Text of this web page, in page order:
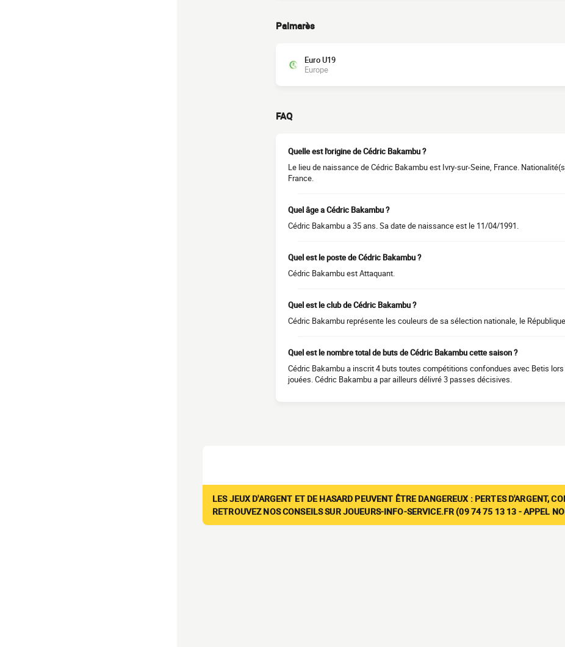
Palmarès
Euro U19
Europe
FAQ
Quelle est l'origine de Cédric Bakambu ?
Le lieu de naissance de Cédric Bakambu est Ivry-sur-Seine, France.
France.
Quel âge a Cédric Bakambu ?
Cédric Bakambu a 35 ans. Sa date de naissance est le 11/04/1991.
Quel est le poste de Cédric Bakambu ?
Cédric Bakambu est Attaquant.
Quel est le club de Cédric Bakambu ?
Cédric Bakambu représente les couleurs de sa sélection nationale, le
Quel est le nombre total de buts de Cédric Bakambu cette saison ?
Cédric Bakambu a inscrit 4 buts toutes compétitions confondues avec Betis
jouées. Cédric Bakambu a par ailleurs délivré 3 passes décisives.
LES JEUX D'ARGENT ET DE HASARD PEUVENT ÊTRE DANGEREUX : PERTES D'ARGENT,
RETROUVEZ NOS CONSEILS SUR JOUEURS-INFO-SERVICE.FR (09 74 75 13 13 - APPEL